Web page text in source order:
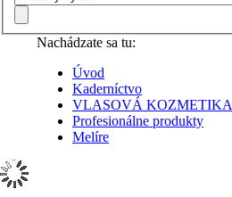
Nachádzate sa tu:
Úvod
Kaderníctvo
VLASOVÁ KOZMETIKA
Profesionálne produkty
Melíre